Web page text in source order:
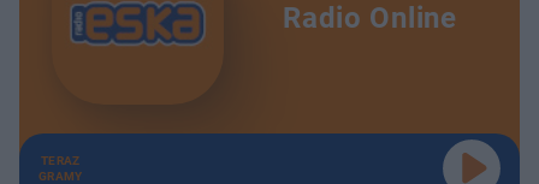
Radio Online
TERAZ
GRAMY